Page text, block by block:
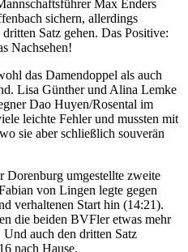
Max Enders
sichern, allerdings
Satz gehen. Das Positive:
Nachsehen!
das Damendoppel als auch
Lisa Günther und Alina Lemke
Dao Huyen/Rosental im
leichte Fehler und mussten mit
sie aber schließlich souverän
umgestellte zweite
von Lingen legte gegen
verhaltenen Start hin (14:21).
die beiden BVFler etwas mehr
auch den dritten Satz
nach Hause.